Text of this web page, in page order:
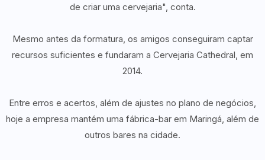
de criar uma cervejaria", conta.
Mesmo antes da formatura, os amigos conseguiram captar
recursos suficientes e fundaram a Cervejaria Cathedral, em
2014.
Entre erros e acertos, além de ajustes no plano de negócios,
hoje a empresa mantém uma fábrica-bar em Maringá, além de
outros bares na cidade.